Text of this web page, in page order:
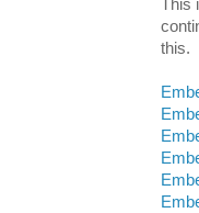
This
this.